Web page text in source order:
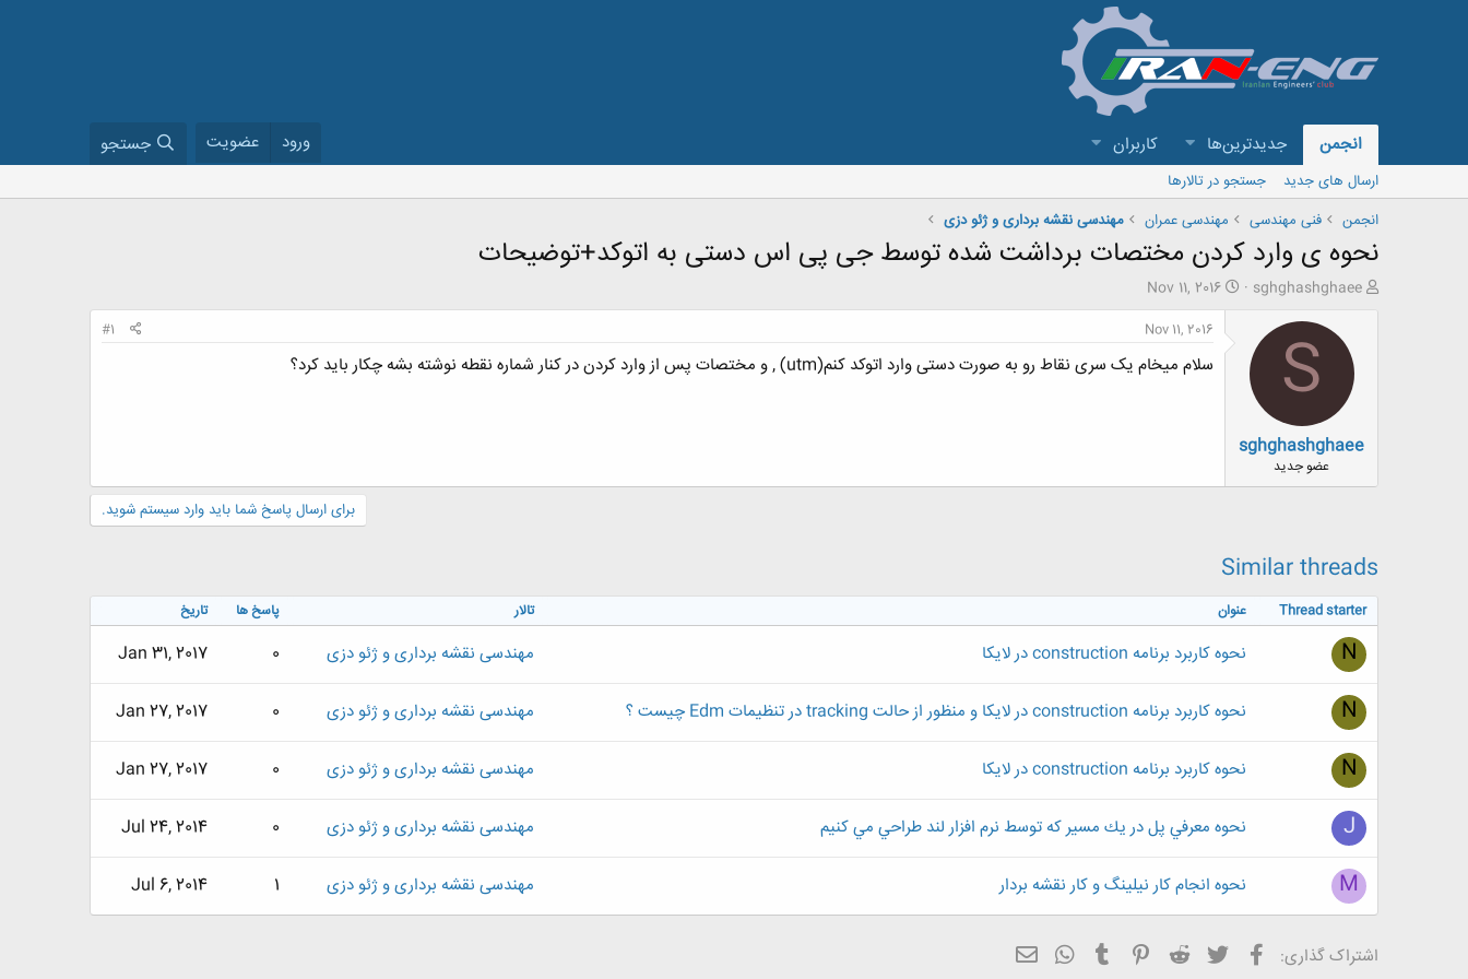
انجمن جدیدترین‌ها کاربران ورود عضویت جستجو
ارسال های جدید
جستجو در تالارها
انجمن
فنی مهندسی مهندسی عمران مهندسی نقشه برداری و ژئو دزی
نحوه ی وارد کردن مختصات برداشت شده توسط جی پی اس دستی به اتوکد+توضیحات
ش
ه
و
sghghashghaee
ت
ا
خ
Nov 11, 2016
S
sghghashghaee
عضو جدید
Nov 11, 2016
#1
سلام میخام یک سری نقاط رو به صورت دستی وارد اتوکد کنم(utm) , و مختصات پس از وارد کردن در کنار شماره نقطه نوشته بشه چکار باید کرد؟
برای ارسال پاسخ شما باید وارد سیستم شوید.
Similar threads
Thread starter عنوان تالار پاسخ ها تاریخ
N نحوه کاربرد برنامه construction در لایکا مهندسی نقشه برداری و ژئو دزی 0
Jan 31, 2017
N نحوه کاربرد برنامه construction در لایکا و منظور از حالت tracking در تنظیمات Edm چیست ؟ مهندسی نقشه برداری و ژئو دزی 0
Jan 27, 2017
N نحوه کاربرد برنامه construction در لایکا مهندسی نقشه برداری و ژئو دزی 0
Jan 27, 2017
J نحوه معرفي پل در يك مسير كه توسط نرم افزار لند طراحي مي كنيم مهندسی نقشه برداری و ژئو دزی 0
Jul 24, 2014
M نحوه انجام کار نیلینگ و کار نقشه بردار مهندسی نقشه برداری و ژئو دزی 1
Jul 6, 2014
اشتراک گذاری: فیسبوکتویتر Reddit
Pinterest
Tumblr
WhatsApp